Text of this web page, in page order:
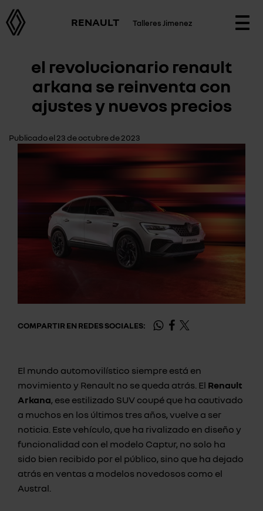
RENAULT Talleres Jimenez
el revolucionario renault
arkana se reinventa con
ajustes y nuevos precios
Publicado el 23 de octubre de 2023
COMPARTIR EN REDES SOCIALES:
El mundo automovilístico siempre está en
movimiento y Renault no se queda atrás. El Renault
Arkana, ese estilizado SUV coupé que ha cautivado
a muchos en los últimos tres años, vuelve a ser
noticia. Este vehículo, que ha rivalizado en diseño y
funcionalidad con el modelo Captur, no solo ha
sido bien recibido por el público, sino que ha dejado
atrás en ventas a modelos novedosos como el
Austral.